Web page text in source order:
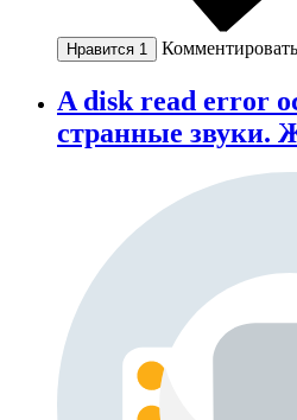
Нравится 1 Комментировать
A disk read error
странные звуки.